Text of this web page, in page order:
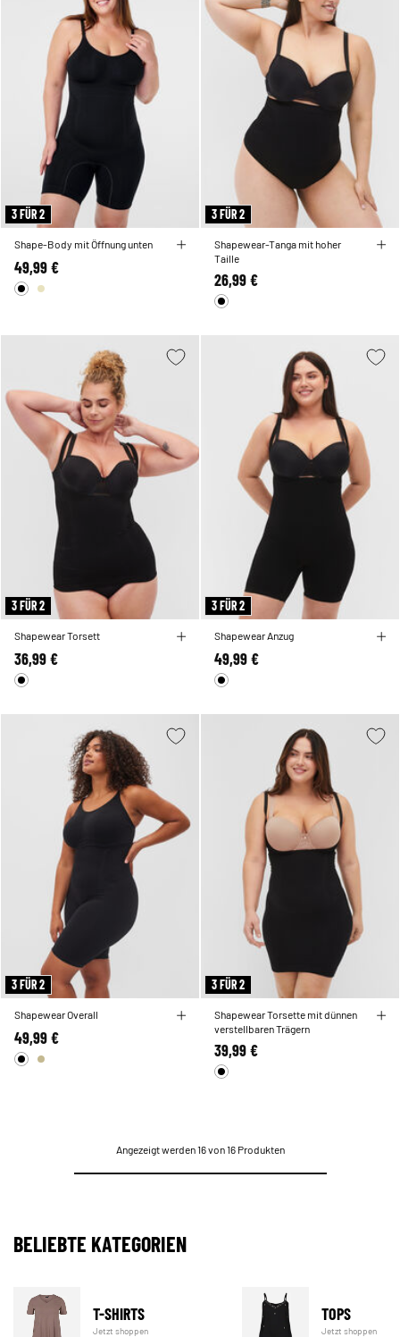
3 FÜR 2
Shape-Body mit Öffnung unten
49,99 €
3 FÜR 2
Shapewear-Tanga mit hoher
Taille
26,99 €
3 FÜR 2
Shapewear Torsett
36,99 €
3 FÜR 2
Shapewear Anzug
49,99 €
3 FÜR 2
Shapewear Overall
49,99 €
3 FÜR 2
Shapewear Torsette mit dünnen
verstellbaren Trägern
39,99 €
Angezeigt werden 16 von 16 Produkten
BELIEBTE KATEGORIEN
T-SHIRTS
Jetzt shoppen
TOPS
Jetzt shoppen